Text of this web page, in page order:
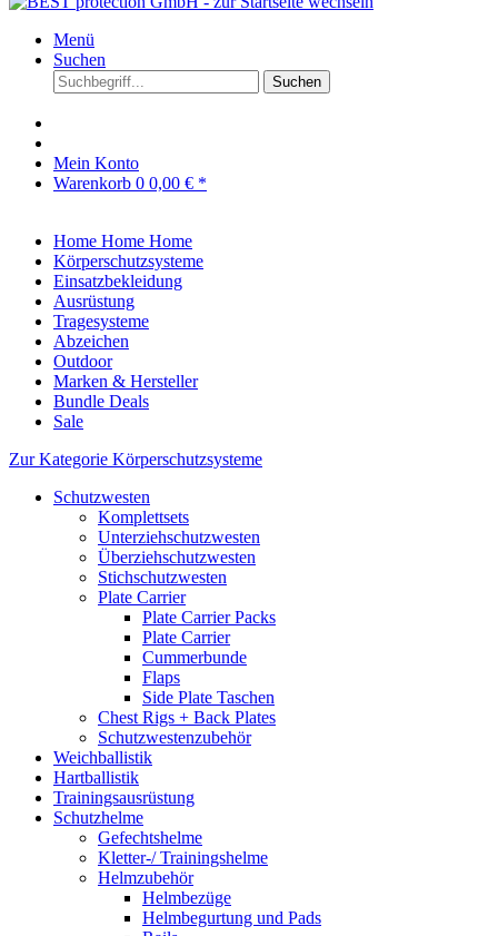
Menü
Suchen
Suchen
Mein Konto
Warenkorb 0 0,00 € *
Home Home Home
Körperschutzsysteme
Einsatzbekleidung
Ausrüstung
Tragesysteme
Abzeichen
Outdoor
Marken & Hersteller
Bundle Deals
Sale
Zur Kategorie Körperschutzsysteme
Schutzwesten
Komplettsets
Unterziehschutzwesten
Überziehschutzwesten
Stichschutzwesten
Plate Carrier
Plate Carrier Packs
Plate Carrier
Cummerbunde
Flaps
Side Plate Taschen
Chest Rigs + Back Plates
Schutzwestenzubehör
Weichballistik
Hartballistik
Trainingsausrüstung
Schutzhelme
Gefechtshelme
Kletter-/ Trainingshelme
Helmzubehör
Helmbezüge
Helmbegurtung und Pads